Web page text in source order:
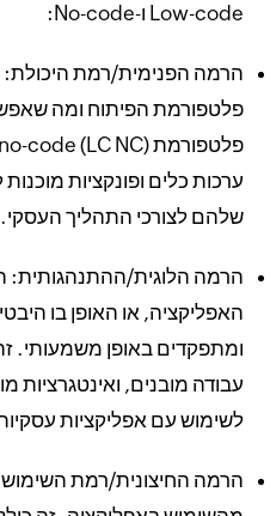
Low-code ו-No-code:
הרמה הפנימית/רמת היכולת:
פלטפורמת הפיתוח ומה
ערכות כלים ופונקציות
שלהם לצורכי התהליך העסקי.
הרמה הלוגית/ההתנהגותית:
האפליקציה, או האופן בו
ומתפקדים באופן משמעותי.
עבודה מובנים, ואינטגרציות
לשימוש עם אפליקציות
הרמה החיצונית/רמת